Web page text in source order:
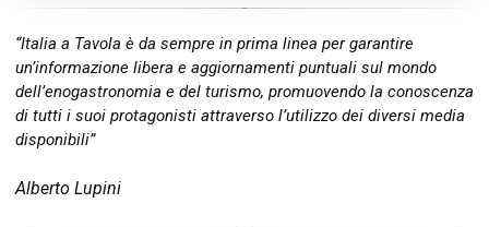
“Italia a Tavola è da sempre in prima linea per garantire
un’informazione libera e aggiornamenti puntuali sul mondo
dell’enogastronomia e del turismo, promuovendo la conoscenza
di tutti i suoi protagonisti attraverso l’utilizzo dei diversi media
disponibili”
Alberto Lupini